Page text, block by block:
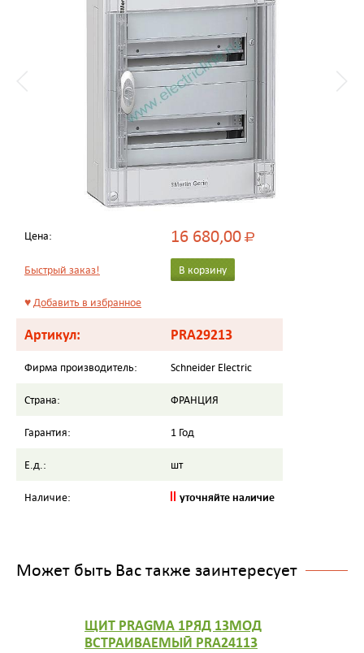
Цена: 16 680,00Р
Быстрый заказ! В корзину
♥Добавить в избранное
Артикул: PRA29213
Фирма производитель: Schneider Electric
Страна: ФРАНЦИЯ
Гарантия: 1 Год
Е.д.: шт
Наличие: уточняйте наличие
Может быть Вас также заинтересует
ЩИТ PRAGMA 1РЯД 13МОД
ВСТРАИВАЕМЫЙ PRA24113